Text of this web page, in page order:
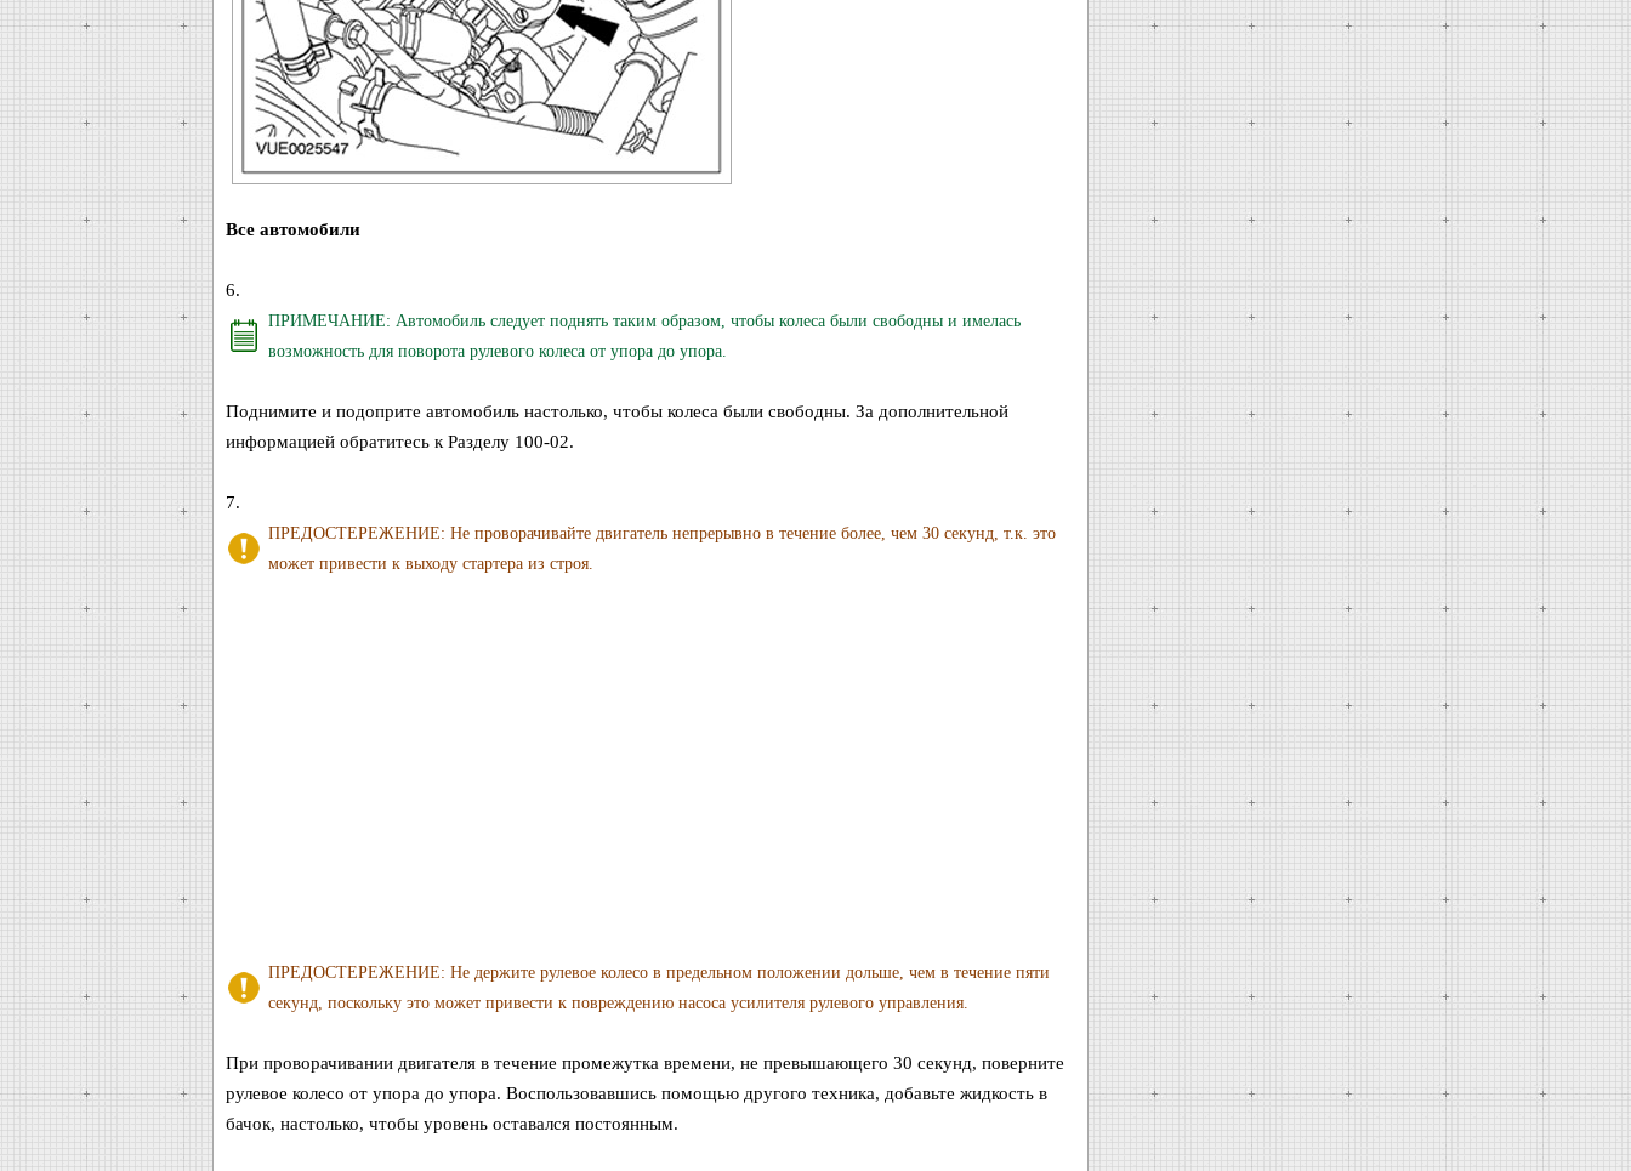
Все автомобили
6.
ПРИМЕЧАНИЕ: Автомобиль следует поднять таким образом, чтобы колеса были свободны и имелась
возможность для поворота рулевого колеса от упора до упора.
Поднимите и подоприте автомобиль настолько, чтобы колеса были свободны. За дополнительной
информацией обратитесь к Разделу 100-02.
7.
ПРЕДОСТЕРЕЖЕНИЕ: Не проворачивайте двигатель непрерывно в течение более, чем 30 секунд, т.к. это
может привести к выходу стартера из строя.
ПРЕДОСТЕРЕЖЕНИЕ: Не держите рулевое колесо в предельном положении дольше, чем в течение пяти
секунд, поскольку это может привести к повреждению насоса усилителя рулевого управления.
При проворачивании двигателя в течение промежутка времени, не превышающего 30 секунд, поверните
рулевое колесо от упора до упора. Воспользовавшись помощью другого техника, добавьте жидкость в
бачок, настолько, чтобы уровень оставался постоянным.